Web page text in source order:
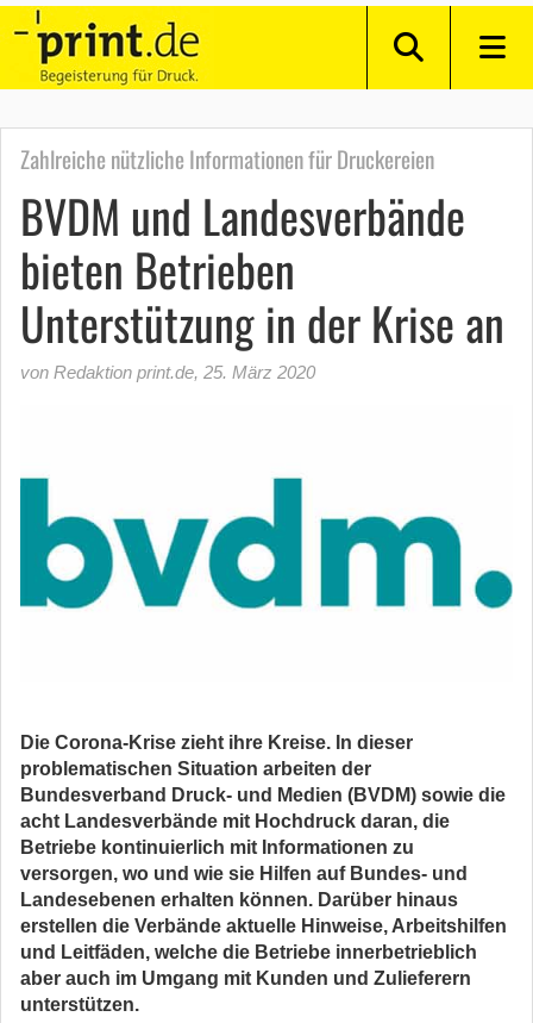
Zahlreiche nützliche Informationen für Druckereien
BVDM und Landesverbände
bieten Betrieben
Unterstützung in der Krise an
von Redaktion print.de, 25. März 2020
Die Corona-Krise zieht ihre Kreise. In dieser
problematischen Situation arbeiten der
Bundesverband Druck- und Medien (BVDM) sowie die
acht Landesverbände mit Hochdruck daran, die
Betriebe kontinuierlich mit Informationen zu
versorgen, wo und wie sie Hilfen auf Bundes- und
Landesebenen erhalten können. Darüber hinaus
erstellen die Verbände aktuelle Hinweise, Arbeitshilfen
und Leitfäden, welche die Betriebe innerbetrieblich
aber auch im Umgang mit Kunden und Zulieferern
unterstützen.